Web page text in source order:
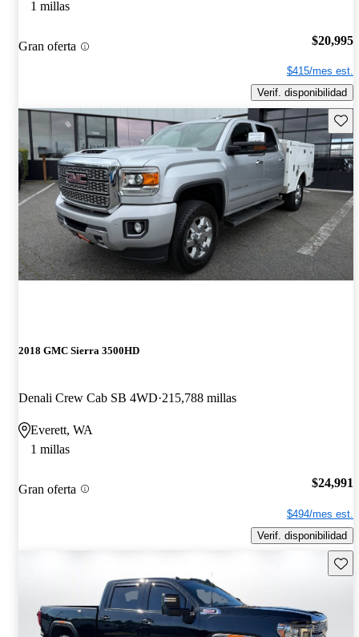
1 millas
Gran oferta $20,995
$415/mes est.
Verif. disponibilidad
2018 GMC Sierra 3500HD
Denali Crew Cab SB 4WD 215,788 millas
Everett, WA
1 millas
Gran oferta $24,991
$494/mes est.
Verif. disponibilidad